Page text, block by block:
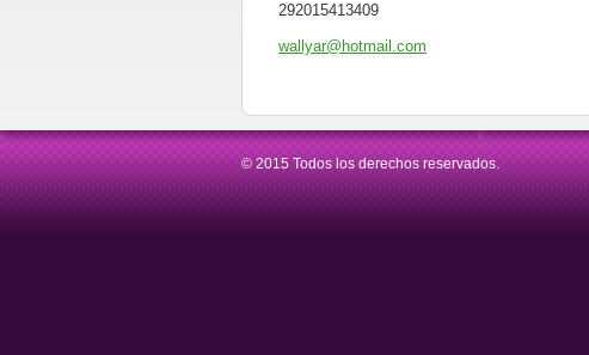
292015413409
wallyar@ hotmail.com
© 2015 Todos los derechos reservados.